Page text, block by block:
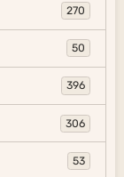
270
50
396
306
53